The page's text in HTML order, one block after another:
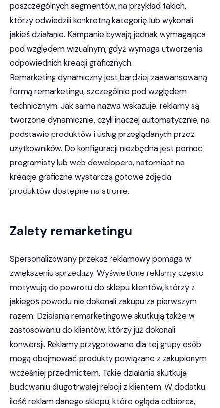
poszczególnych segmentów, na przykład takich,
którzy odwiedzili konkretną kategorię lub wykonali
jakieś działanie. Kampanie bywają jednak wymagająca
pod względem wizualnym, gdyż wymaga utworzenia
odpowiednich kreacji graficznych.
Remarketing dynamiczny jest bardziej zaawansowaną
formą remarketingu, szczególnie pod względem
technicznym. Jak sama nazwa wskazuje, reklamy są
tworzone dynamicznie, czyli inaczej automatycznie, na
podstawie produktów i usług przeglądanych przez
użytkowników. Do konfiguracji niezbędna jest pomoc
programisty lub web dewelopera, natomiast na
kreacje graficzne wystarczą gotowe zdjęcia
produktów dostępne na stronie.
Zalety remarketingu
Spersonalizowany przekaz reklamowy pomaga w
zwiększeniu sprzedaży. Wyświetlone reklamy często
motywują do powrotu do sklepu klientów, którzy z
jakiegoś powodu nie dokonali zakupu za pierwszym
razem. Działania remarketingowe skutkują także w
zastosowaniu do klientów, którzy już dokonali
konwersji. Reklamy przygotowane dla tej grupy osób
mogą obejmować produkty powiązane z zakupionym
wcześniej przedmiotem. Takie działania skutkują
budowaniu długotrwałej relacji z klientem. W dodatku
ilość reklam danego sklepu, które ogląda odbiorca,